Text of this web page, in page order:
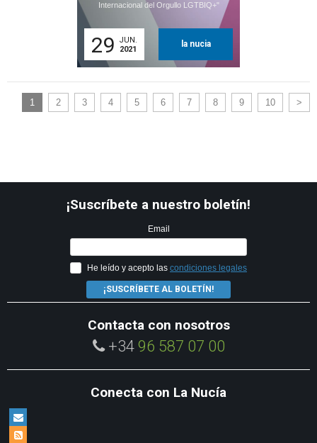
Internacional del Orgullo LGTBIQ+"
29
JUN.
2021
la nucia
1 2 3 4 5 6 7 8 9 10 >
¡Suscríbete a nuestro boletín!
Email
He leído y acepto las condiciones legales
¡SUSCRÍBETE AL BOLETÍN!
Contacta con nosotros
+34 96 587 07 00
Conecta con La Nucía